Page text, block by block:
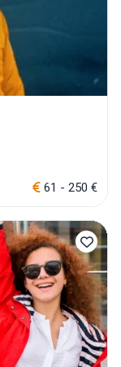
61 - 250 €